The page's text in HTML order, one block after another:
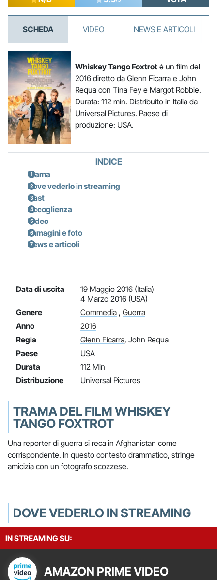
SCHEDA VIDEO NEWS E ARTICOLI
Whiskey Tango Foxtrotè un film del
2016 diretto da Glenn Ficarra e John
Requa con Tina Fey e Margot Robbie.
Durata: 112 min. Distribuito in Italia da
Universal Pictures. Paese di
produzione: USA.
INDICE
Trama
Dove vederlo in streaming
Cast
Accoglienza
Video
Immagini e foto
News e articoli
Data di uscita
19 Maggio 2016 (Italia)
4 Marzo 2016 (USA)
Genere
Commedia, Guerra
Anno
2016
Regia
Glenn Ficarra, John Requa
Paese
USA
Durata
112 Min
Distribuzione
Universal Pictures
TRAMA DEL FILM WHISKEY
TANGO FOXTROT
Una reporter di guerra si reca in Afghanistan come
corrispondente. In questo contesto drammatico, stringe
amicizia con un fotografo scozzese.
DOVE VEDERLO IN STREAMING
IN STREAMING SU:
AMAZON PRIME VIDEO